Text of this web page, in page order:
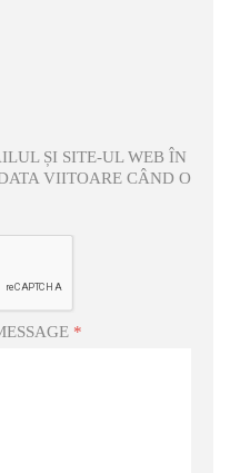
ȘI SITE-UL WEB ÎN
VIITOARE CÂND O
*